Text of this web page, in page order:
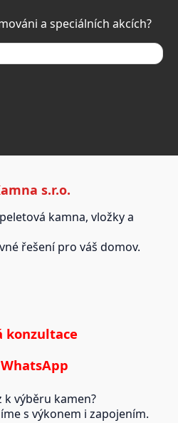
a speciálních akcích?
s.r.o.
kamna, vložky a
řešení pro váš domov.
konzultace
k výběru kamen?
s výkonem i zapojením.